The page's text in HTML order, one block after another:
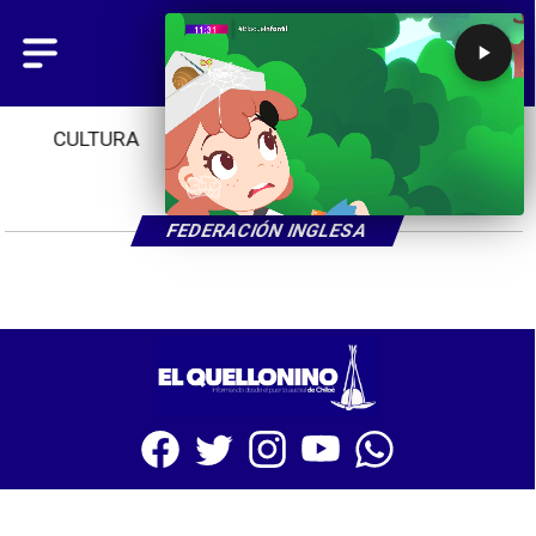
CULTURA TENDENCIAS INICIO
FEDERACIÓN INGLESA